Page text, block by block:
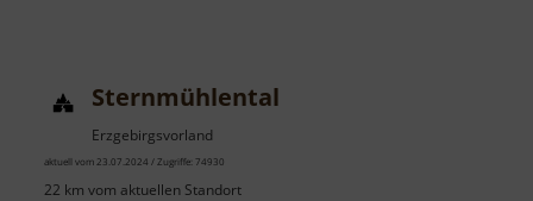
Sternmühlental
Erzgebirgsvorland
aktuell vom 23.07.2024 / Zugriffe: 74930
22 km vom aktuellen Standort